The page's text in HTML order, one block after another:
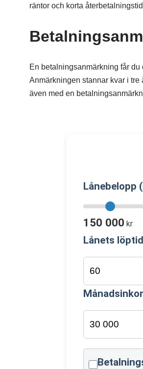
räntor och korta
En betalningsanmärkning får
Anmärkningen stannar kvar i tre
även med en
Lånebelopp
150 000 kr
Lånets